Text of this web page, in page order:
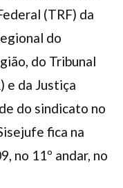
(TRF) da
do
do Tribunal
e da Justiça
do sindicato no
fica na
no 11º andar, no